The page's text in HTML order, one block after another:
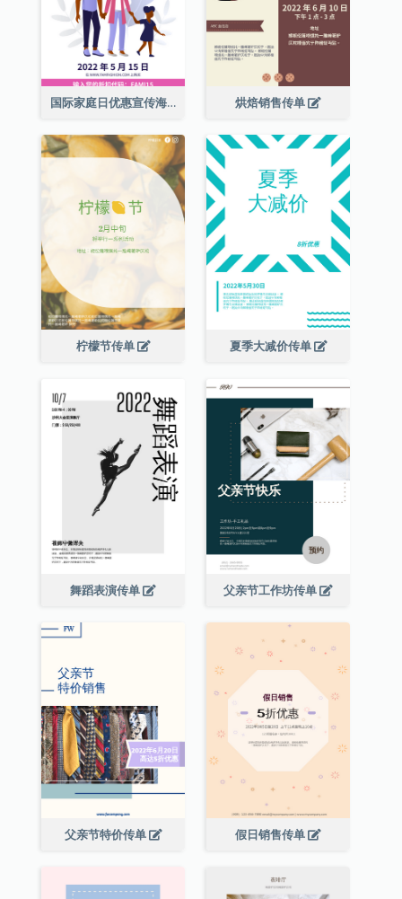
国际家庭日优惠宣传海报 烘焙销售传单
柠檬节传单 夏季大减价传单
舞蹈表演传单 父亲节工作坊传单
父亲节特价传单 假日销售传单